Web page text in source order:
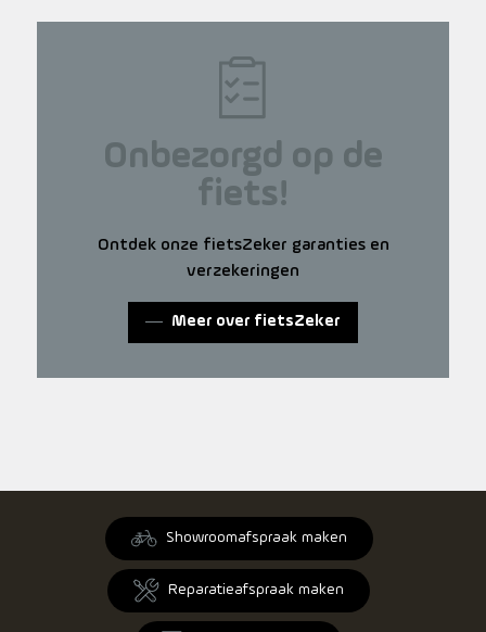
Onbezorgd op de
fiets!
Ontdek onze fietsZeker garanties en
verzekeringen
Meer over fietsZeker
Showroomafspraak maken
Reparatieafspraak maken